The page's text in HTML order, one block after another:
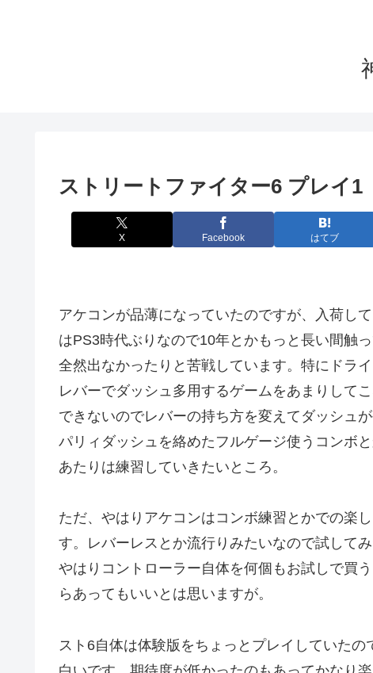
ストリートファイター6 プレイ1
X Facebook はてブ
アケコンが品薄になっていたのですが、入荷し
はPS3時代ぶりなので10年とかもっと長い間触
全然出なかったりと苦戦しています。特にドラ
レバーでダッシュ多用するゲームをあまりして
できないのでレバーの持ち方を変えてダッシュ
パリィダッシュを絡めたフルゲージ使うコンボ
あたりは練習していきたいところ。
ただ、やはりアケコンはコンボ練習とかでの楽
す。レバーレスとか流行りみたいなので試して
やはりコントローラー自体を何個もお試しで買
らあってもいいとは思いますが。
スト6自体は体験版をちょっとプレイしていた